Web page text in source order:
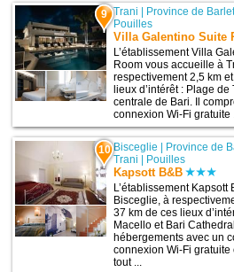
9 Trani Province de
Pouilles
Villa Galentino Suite
L’établissement Villa
Room vous accueille à
respectivement 2,5 km
lieux d’intérêt : Plage de
centrale de Bari. Il
connexion Wi-Fi gratuite
10 Bisceglie | Province de
Trani | Pouilles
Kapsott B&B
L’établissement Kapsott
Bisceglie, à
37 km de ces lieux
Macello et Bari
hébergements avec un
connexion Wi-Fi gratuite
tout ...